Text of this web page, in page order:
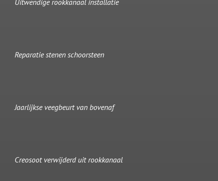
Uitwendige rookkanaal installatie
Reparatie stenen schoorsteen
Jaarlijkse veegbeurt van bovenaf
Creosoot verwijderd uit rookkanaal